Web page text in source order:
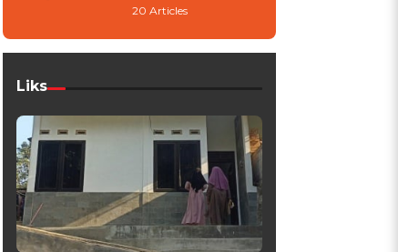
20 Articles
Liks